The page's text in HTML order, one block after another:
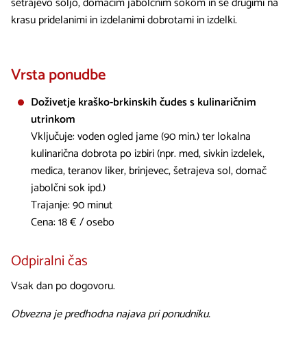
krasu pridelanimi in izdelanimi dobrotami in izdelki.
Vrsta ponudbe
Doživetje kraško-brkinskih čudes s kulinaričnim
utrinkom
Vključuje: voden ogled jame (90 min.) ter lokalna
kulinarična dobrota po izbiri (npr. med, sivkin izdelek,
medica, teranov liker, brinjevec, šetrajeva sol, domač
jabolčni sok ipd.)
Trajanje: 90 minut
Cena: 18 € / osebo
Odpiralni čas
Vsak dan po dogovoru.
Obvezna je predhodna najava pri ponudniku.